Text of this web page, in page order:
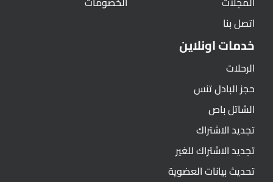
اتصل بنا
خدمات اونلاين
الرحلات
حجز البادل تنس
الشاتل باص
تجديد الاشتراك
تجديد الاشتراك للغير
تحديث بيانات العضوية